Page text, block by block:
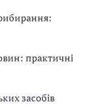
практичні
засобів